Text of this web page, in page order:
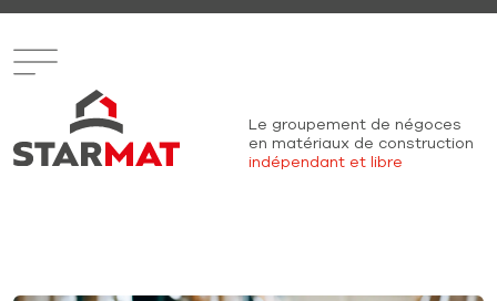
Le groupement de négoces
en matériaux de construction
indépendant et libre